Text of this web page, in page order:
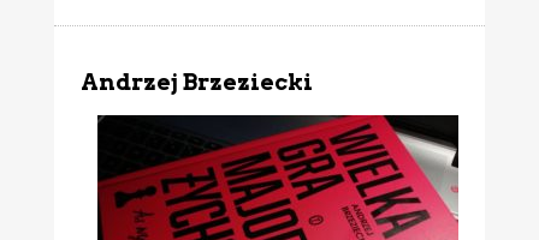
Andrzej Brzeziecki